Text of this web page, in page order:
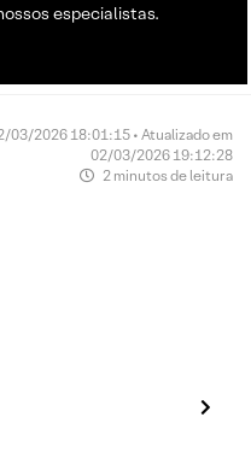
especialistas.
03/2026 18:01:15 • Atualizado em
02/03/2026 19:12:28
2 minutos de leitura